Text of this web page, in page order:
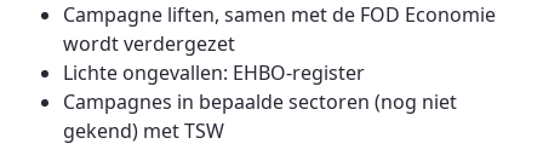
Campagne liften, samen met de FOD Economie
wordt verdergezet
Lichte ongevallen: EHBO-register
Campagnes in bepaalde sectoren (nog niet
gekend) met TSW